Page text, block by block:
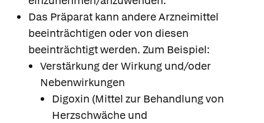
Das Präparat kann andere Arzneimittel
beeinträchtigen oder von diesen
beeinträchtigt werden. Zum Beispiel:
Verstärkung der Wirkung und/oder
Nebenwirkungen
Digoxin (Mittel zur Behandlung von
Herzschwäche und